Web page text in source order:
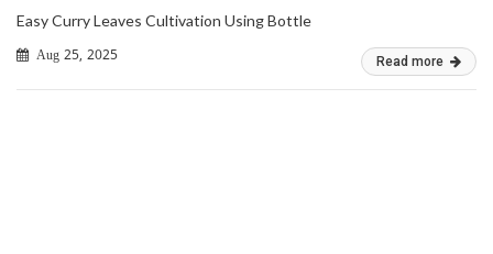
Easy Curry Leaves Cultivation Using Bottle
Aug 25, 2025 Read more